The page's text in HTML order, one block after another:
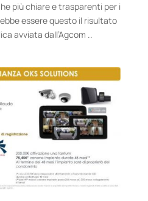
più chiare e trasparenti per i
essere questo il risultato
avviata dall’Agcom ..